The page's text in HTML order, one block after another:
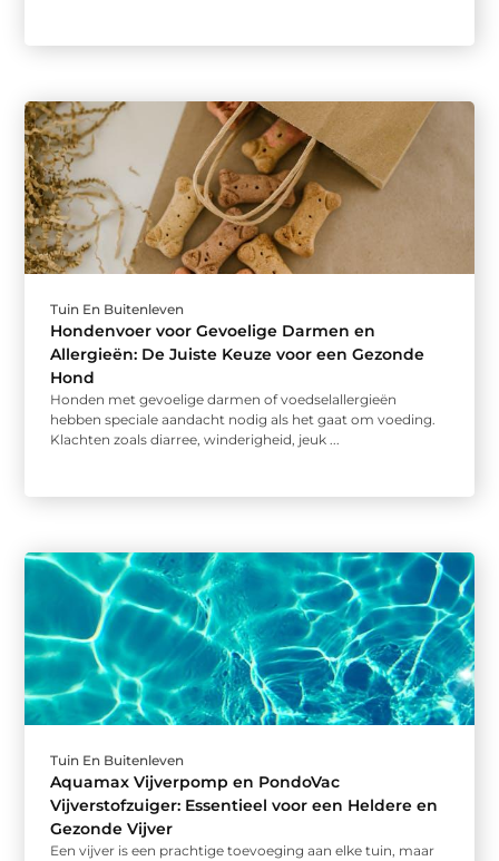
Tuin En Buitenleven
Hondenvoer voor Gevoelige Darmen en
Allergieën: De Juiste Keuze voor een Gezonde
Hond
Honden met gevoelige darmen of voedselallergieën
hebben speciale aandacht nodig als het gaat om voeding.
Klachten zoals diarree, winderigheid, jeuk ...
Tuin En Buitenleven
Aquamax Vijverpomp en PondoVac
Vijverstofzuiger: Essentieel voor een Heldere en
Gezonde Vijver
Een vijver is een prachtige toevoeging aan elke tuin, maar